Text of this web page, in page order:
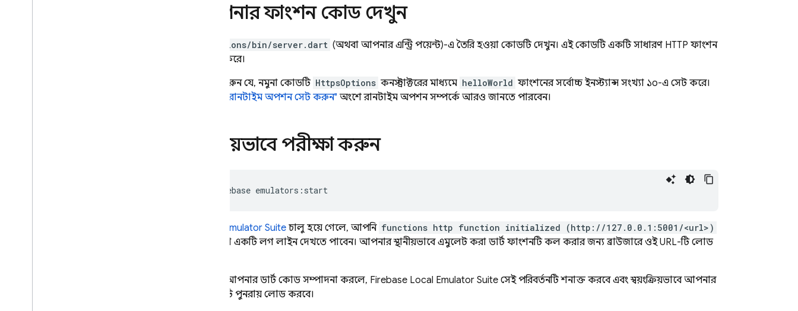
আপনার ফাংশন কোড দেখুন
functions/bin/server.dart (অথবা আপনার এন্ট্রি পয়েন্ট)-এ তৈরি হওয়া কোডটি দেখুন। এই কোডটি একটি সাধারণ HTTP ফাংশন
প্রদর্শন করে।
লক্ষ্য করুন যে, নমুনা কোডটি HttpsOptions কনস্ট্রাক্টরের মাধ্যমে helloWorld ফাংশনের সর্বোচ্চ ইনস্ট্যান্স সংখ্যা ১০-এ সেট করে।
"রানটাইম অপশন সেট করুন" অংশে রানটাইম অপশন সম্পর্কে আরও জানতে পারবেন।
স্থানীয়ভাবে পরীক্ষা করুন
firebase
Local Emulator Suite চালু হয়ে গেলে, আপনি functions http function initialized (http://127.0.0.1:5001/<url>)
এর মতো একটি লগ লাইন দেখতে পাবেন। আপনার স্থানীয়ভাবে এমুলেট করা ডার্ট ফাংশনটি কল করার জন্য ব্রাউজারে ওই URL-টি লোড
আপনি আপনার ডার্ট কোড সম্পাদনা করলে, Firebase Local Emulator Suite সেই পরিবর্তনটি শনাক্ত করবে এবং স্বয়ংক্রিয়ভাবে আপনার
ফাংশনটি পুনরায় লোড করবে।